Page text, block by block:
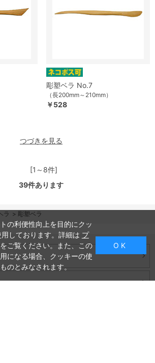
彫塑ベラ No.7
（長200mm～210mm）
￥528
つづきを見る
[1～8件]
39件あります
ラ > 彫塑ベラ
の利便性向上を目的にクッ
しております。詳細は プ
をご覧ください。また、この
になる場合、クッキーの使
のとみなされます。
O K